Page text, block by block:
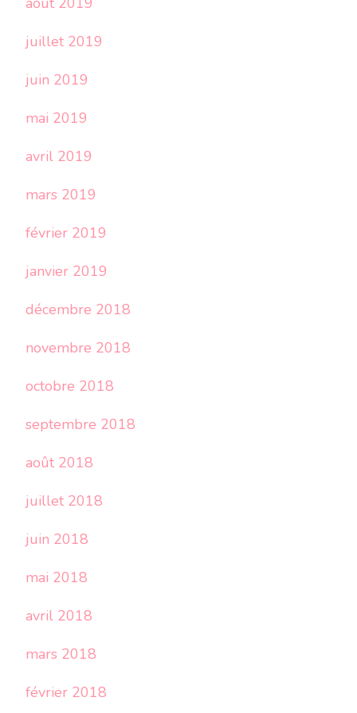
juillet 2019
juin 2019
mai 2019
avril 2019
mars 2019
février 2019
janvier 2019
décembre 2018
novembre 2018
octobre 2018
septembre 2018
août 2018
juillet 2018
juin 2018
mai 2018
avril 2018
mars 2018
février 2018